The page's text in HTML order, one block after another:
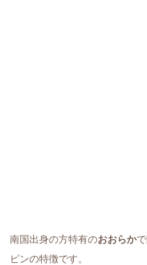
南国出身の方特有のおおらかで
ピンの特徴です。